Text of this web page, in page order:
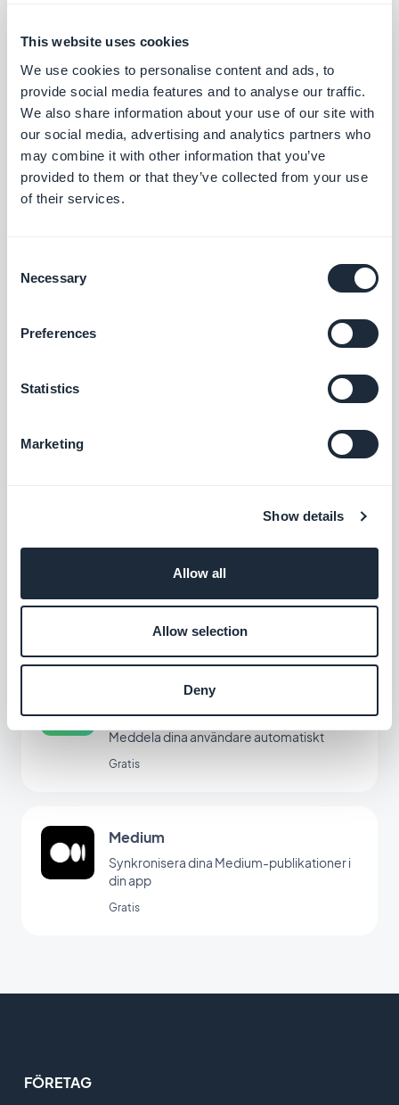
This website uses cookies
We use cookies to personalise content and ads, to
provide social media features and to analyse our traffic.
We also share information about your use of our site with
our social media, advertising and analytics partners who
may combine it with other information that you’ve
provided to them or that they’ve collected from your use
of their services.
Selection
Necessary
Preferences
Statistics
Marketing
Show details
Allow all
Allow selection
Deny
Vimeo-integration, för synkronisering av
Gratis
YouTube
Publicera automatiskt innehåll från din
YouTube-kanal till din app med YouTube
GoodBarber-integrationen.
Ge dina användare direkt tillgång till dina
Dela externt innehåll genom att skapa ditt
eget anpassade flöde med GoodBarbers
Anpassat ljudflöde
Integrera ljudfiler i din app genom att skapa
GoodBarbers Custom Sound-integration.
Automatisk tryckning
Har det hänt något nytt med din app?
Meddela dina användare automatiskt
Gratis
Medium
Synkronisera dina Medium-publikationer i
din app
Gratis
FÖRETAG